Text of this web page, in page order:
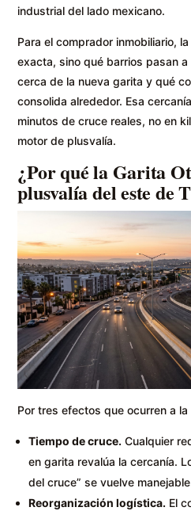
industrial del lado mexicano.
Para el comprador inmobiliario,
exacta, sino qué barrios pasan
cerca de la nueva garita y qué
consolida alrededor. Esa
minutos de cruce reales, no en
motor de plusvalía.
¿Por qué la Garita
plusvalía del este de
Por tres efectos que ocurren a la
Tiempo de cruce. Cualquier
en garita revalúa la cercanía.
del cruce” se vuelve
Reorganización logística. El